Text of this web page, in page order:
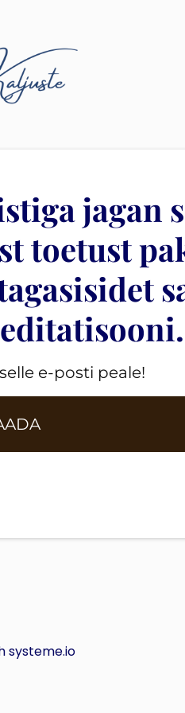
jagan
toetust
e-posti peale!
systeme.io